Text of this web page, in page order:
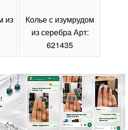
из
Колье с изумрудом
из серебра Арт:
621435